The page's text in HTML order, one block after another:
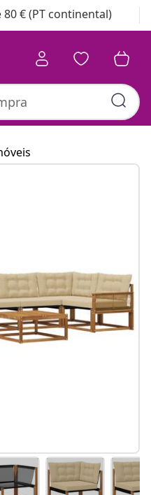
€ (PT continental)